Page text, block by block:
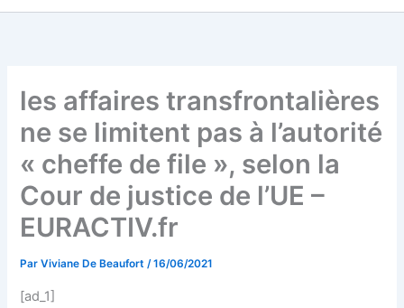
les affaires transfrontalières
ne se limitent pas à l’autorité
« cheffe de file », selon la
Cour de justice de l’UE –
EURACTIV.fr
ParViviane De Beaufort/16/06/2021
[ad_1]